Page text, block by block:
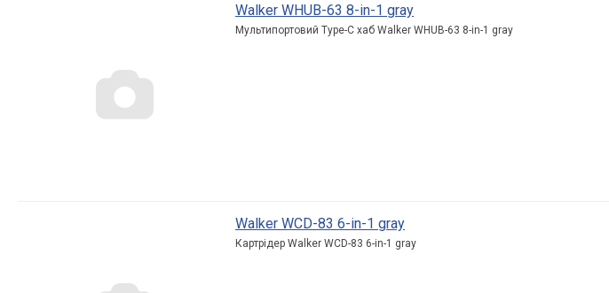
Walker WHUB-63 8-in-1 gray
Мультипортовий Type-C хаб Walker WHUB-63 8-in-1 gray
Walker WCD-83 6-in-1 gray
Картрідер Walker WCD-83 6-in-1 gray